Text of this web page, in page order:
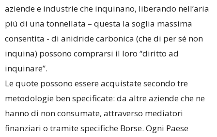
aziende e industrie che inquinano, liberando nell’aria
più di una tonnellata – questa la soglia massima
consentita - di anidride carbonica (che di per sé non
inquina) possono comprarsi il loro “diritto ad
inquinare”.
Le quote possono essere acquistate secondo tre
metodologie ben specificate: da altre aziende che ne
hanno di non consumate, attraverso mediatori
finanziari o tramite specifiche Borse. Ogni Paese